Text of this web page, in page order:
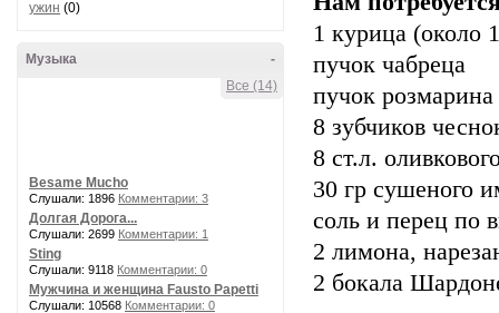
ужин (0)
-
Музыка
Все (14)
Besame Mucho
Слушали: 1896 Комментарии: 3
Долгая Дорога...
Слушали: 2699 Комментарии: 1
Sting
Слушали: 9118 Комментарии: 0
Мужчина и женщина Fausto Papetti
Слушали: 10568 Комментарии: 0
1 курица (около
пучок чабреца
пучок розмарина
8 зубчиков
8 ст.л.
30 гр сушеного
соль и перец по
2 лимона,
2 бокала